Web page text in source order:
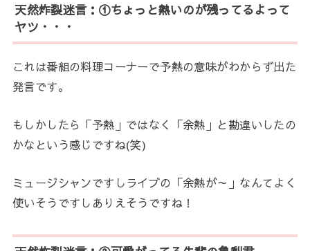
天然炸裂迷言：①ちょっと熱いのが残ってるよって
ヤツ・・・
これは番組の料理コーナーで予熱の意味がわからず出た
発言です。
もしかしたら「予熱」ではなく「余熱」と勘違いしたの
かなという感じですね(笑)
ミュージシャンですしライブの「余熱が～」なんてよく
使いそうですしありえそうですね！